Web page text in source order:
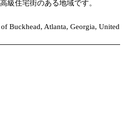
級住宅街のある地域です。
Buckhead, Atlanta, Georgia, United